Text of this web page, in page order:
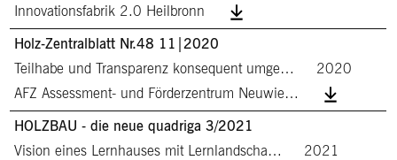
Innovationsfabrik 2.0 Heilbronn
Holz-Zentralblatt Nr.48 11|2020
Teilhabe und Transparenz konsequent umge…
2020
AFZ Assessment- und Förderzentrum Neuwie…
HOLZBAU - die neue quadriga 3/2021
Vision eines Lernhauses mit Lernlandscha…
2021